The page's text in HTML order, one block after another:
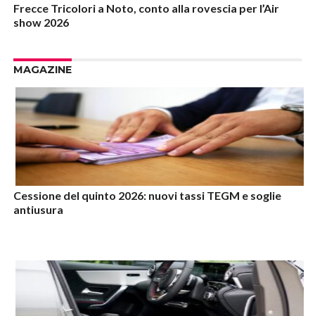
Frecce Tricolori a Noto, conto alla rovescia per l’Air
show 2026
MAGAZINE
Cessione del quinto 2026: nuovi tassi TEGM e soglie
antiusura